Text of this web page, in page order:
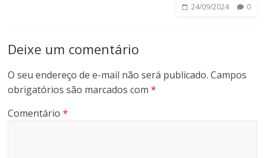
24/09/2024 0
Deixe um comentário
O seu endereço de e-mail não será publicado. Campos
obrigatórios são marcados com*
Comentário*